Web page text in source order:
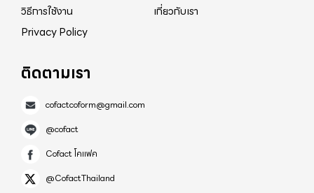
วิธีการใช้งาน
เกี่ยวกับเรา
Privacy Policy
ติดตามเรา
cofactcoform@gmail.com
@cofact
Cofact โคแฟค
@CofactThailand